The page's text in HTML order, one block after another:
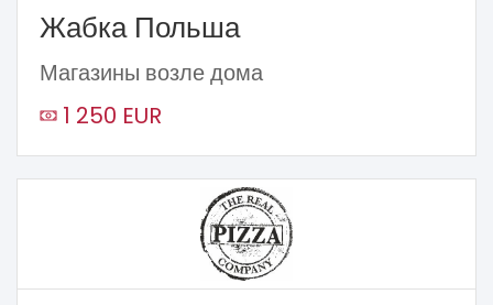
Жабка Польша
Магазины возле дома
1 250 EUR